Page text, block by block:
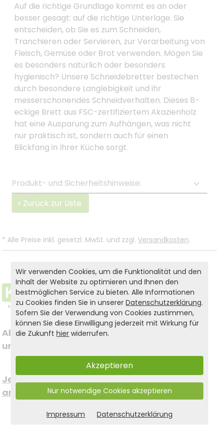
Auf die richtige Grundlage kommt es an oder
besser gesagt: auf die richtige Unterlage. Sie
entscheiden, ob Sie es zum Schneiden,
Tranchieren oder Servieren, zur Verarbeitung von
Fleisch, Gemüse oder Brot verwenden. Mögen Sie
es besonders natürlich oder besonders
hygienisch? Unsere Schneidebretter bestechen
durch besondere Langlebigkeit und ihr
messerschonendes Schneidverhalten. Dieses 8-
eckige Brett aus FSC-zertifiziertem Akazienholz
hat eine Ausparung zum Aufhängen, was nicht
nur praktisch ist, sondern auch für einen
Blickfang in Ihrer Küche sorgt.
Produkt- und Sicherheitshinweise:
Zurück zur Liste
* Alle Preise inkl. gesetzl. MwSt. und zzgl. Versandkosten.
Abonnieren Sie jetzt
unseren Newsletter
Jetzt kostenfrei
anmelden >
Social Media
um immer auf dem
Laufenden zu bleiben.
Wir verwenden Cookies, um die Funktionalität und den
Inhalt der Website zu optimieren und Ihnen den
bestmöglichen Service zu bieten. Alle Informationen
zu Cookies finden Sie in unsererDatenschutzerklärung.
Sofern Sie der Verwendung von Cookies zustimmen,
können Sie diese Einwilligung jederzeit mit Wirkung für
die Zukunfthier widerrufen.
Akzeptieren
Nur notwendige Cookies akzeptieren
Impressum Datenschutzerklärung